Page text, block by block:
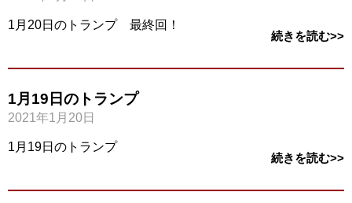
1月20日のトランプ 最終回！
続きを読む>>
1月19日のトランプ
2021年1月20日
1月19日のトランプ
続きを読む>>